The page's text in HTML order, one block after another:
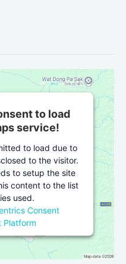
to load
service!
to load due to
to the visitor.
to setup the site
content to the list
used.
Consent
Platform